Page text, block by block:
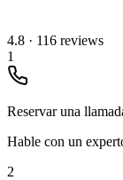
4.8 · 116 reviews
1
Reservar una
Hable con un
2